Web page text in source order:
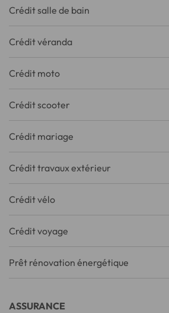
Crédit salle de bain
Crédit véranda
Crédit moto
Crédit scooter
Crédit mariage
Crédit travaux extérieur
Crédit vélo
Crédit voyage
Prêt rénovation énergétique
ASSURANCE